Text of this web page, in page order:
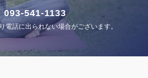
093-541-1133
電話に出られない場合がございます。